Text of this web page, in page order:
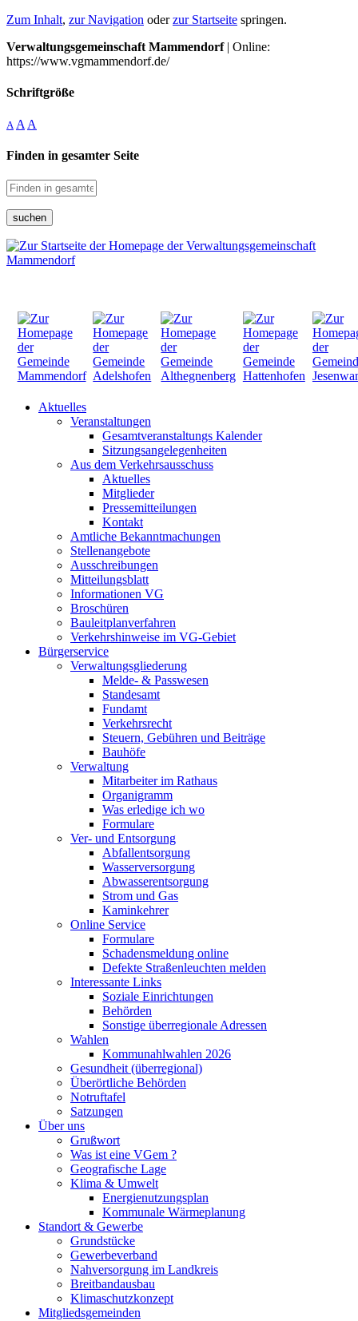
Zum Inhalt, zur Navigation oderzur Startseite springen.
Verwaltungsgemeinschaft Mammendorf| Online:
https://www.vgmammendorf.de/
Schriftgröße
A A A
Finden in gesamter Seite
suchen
Aktuelles
Veranstaltungen
Gesamtveranstaltungs Kalender
Sitzungsangelegenheiten
Aus dem Verkehrsausschuss
Aktuelles
Mitglieder
Pressemitteilungen
Kontakt
Amtliche Bekanntmachungen
Stellenangebote
Ausschreibungen
Mitteilungsblatt
Informationen VG
Broschüren
Bauleitplanverfahren
Verkehrshinweise im VG-Gebiet
Bürgerservice
Verwaltungsgliederung
Melde- & Passwesen
Standesamt
Fundamt
Verkehrsrecht
Steuern, Gebühren und Beiträge
Bauhöfe
Verwaltung
Mitarbeiter im Rathaus
Organigramm
Was erledige ich wo
Formulare
Ver- und Entsorgung
Abfallentsorgung
Wasserversorgung
Abwasserentsorgung
Strom und Gas
Kaminkehrer
Online Service
Formulare
Schadensmeldung online
Defekte Straßenleuchten melden
Interessante Links
Soziale Einrichtungen
Behörden
Sonstige überregionale Adressen
Wahlen
Kommunahlwahlen 2026
Gesundheit (überregional)
Überörtliche Behörden
Notruftafel
Satzungen
Über uns
Grußwort
Was ist eine VGem ?
Geografische Lage
Klima & Umwelt
Energienutzungsplan
Kommunale Wärmeplanung
Standort & Gewerbe
Grundstücke
Gewerbeverband
Nahversorgung im Landkreis
Breitbandausbau
Klimaschutzkonzept
Mitgliedsgemeinden